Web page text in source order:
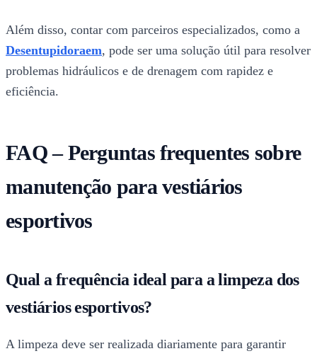
Além disso, contar com parceiros especializados, como a
Desentupidoraem, pode ser uma solução útil para resolver
problemas hidráulicos e de drenagem com rapidez e
eficiência.
FAQ – Perguntas frequentes sobre
manutenção para vestiários
esportivos
Qual a frequência ideal para a limpeza dos
vestiários esportivos?
A limpeza deve ser realizada diariamente para garantir